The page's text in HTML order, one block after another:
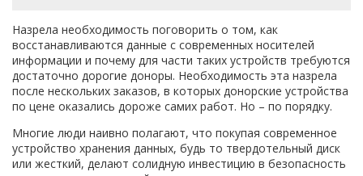
Назрела необходимость поговорить о том, как
восстанавливаются данные с современных носителей
информации и почему для части таких устройств требуются
достаточно дорогие доноры. Необходимость эта назрела
после нескольких заказов, в которых донорские устройства
по цене оказались дороже самих работ. Но – по порядку.
Многие люди наивно полагают, что покупая современное
устройство хранения данных, будь то твердотельный диск
или жесткий, делают солидную инвестицию в безопасность